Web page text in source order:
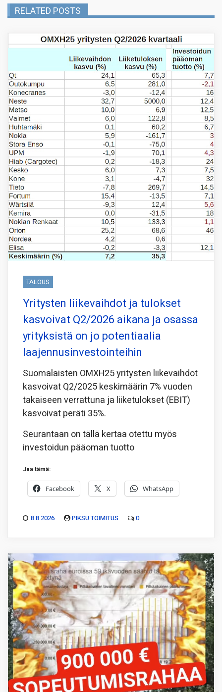
RELATED POSTS
TALOUS
Yritysten liikevaihdot ja tulokset
kasvoivat Q2/2026 aikana ja osassa
yrityksistä on jo potentiaalia
laajennusinvestointeihin
Suomalaisten OMXH25 yritysten liikevaihdot
kasvoivat Q2/2025 keskimäärin 7% vuoden
takaiseen verrattuna ja liiketulokset (EBIT)
kasvoivat peräti 35%.
Seurantaan on tällä kertaa otettu myös
investoidun pääoman tuotto
Jaa tämä:
Facebook X WhatsApp
8.8.2026 PIKSU TOIMITUS 0